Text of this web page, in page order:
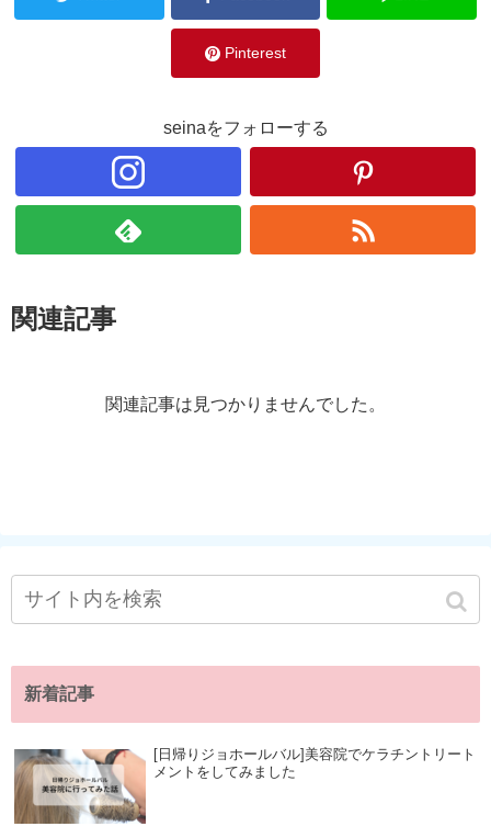
Pinterest
seinaをフォローする
関連記事
関連記事は見つかりませんでした。
新着記事
[日帰りジョホールバル]美容院でケラチントリート
メントをしてみました